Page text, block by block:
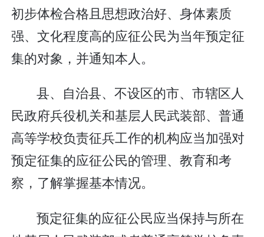
初步体检合格且思想政治好、身体素质
强、文化程度高的应征公民为当年预定征
集的对象，并通知本人。
县、自治县、不设区的市、市辖区人
民政府兵役机关和基层人民武装部、普通
高等学校负责征兵工作的机构应当加强对
预定征集的应征公民的管理、教育和考
察，了解掌握基本情况。
预定征集的应征公民应当保持与所在